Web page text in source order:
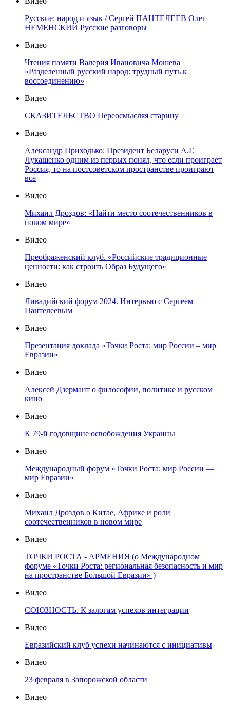
Русские: народ и язык / Сергей ПАНТЕЛЕЕВ Олег
НЕМЕНСКИЙ Русские разговоры
Видео
Чтения памяти Валерия Ивановича Мошева
«Разделенный русский народ: трудный путь к
воссоединению»
Видео
СКАЗИТЕЛЬСТВО Переосмысляя старину
Видео
Александр Приходько: Президент Беларуси А.Г.
Лукашенко одним из первых понял, что если проиграет
Россия, то на постсоветском пространстве проиграют
все
Видео
Михаил Дроздов: «Найти место соотечественников в
новом мире»
Видео
Преображенский клуб. «Российские традиционные
ценности: как строить Образ Будущего»
Видео
Ливадийский форум 2024. Интервью с Сергеем
Пантелеевым
Видео
Презентация доклада «Точки Роста: мир России – мир
Евразии»
Видео
Алексей Дзермант о философии, политике и русском
кино
Видео
К 79-й годовщине освобождения Украины
Видео
Международный форум «Точки Роста: мир России —
мир Евразии»
Видео
Михаил Дроздов о Китае, Африке и роли
соотечественников в новом мире
Видео
ТОЧКИ РОСТА - АРМЕНИЯ (о Международном
форуме «Точки Роста: региональная безопасность и мир
на пространстве Большой Евразии» )
Видео
СОЮЗНОСТЬ. К залогам успехов интеграции
Видео
Евразийский клуб успехи начинаются с инициативы
Видео
23 февраля в Запорожской области
Видео